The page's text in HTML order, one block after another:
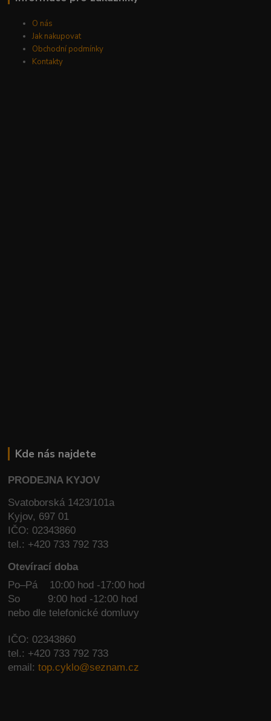
O nás
Jak nakupovat
Obchodní podmínky
Kontakty
Kde nás najdete
PRODEJNA KYJOV
Svatoborská 1423/101a
Kyjov, 697 01
IČO: 02343860
tel.: +420 733 792 733
Otevírací doba
Po–Pá 10:00 hod -17:00 hod
So
9:00 hod -12:00 hod
nebo dle telefonické domluvy
IČO: 02343860
tel.: +420 733 792 733
email:top.cyklo@seznam.cz